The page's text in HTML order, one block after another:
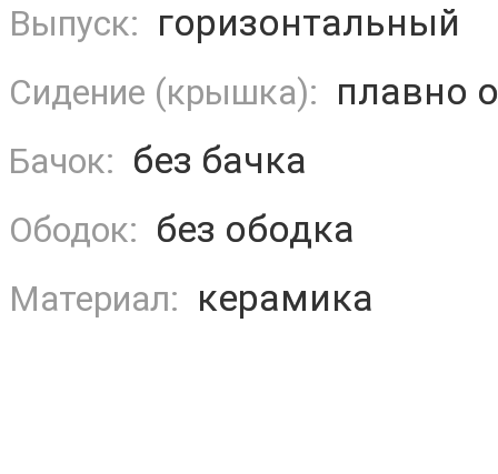
Выпуск: горизонтальный
Сидение (крышка): плавно
Бачок: без бачка
Ободок: без ободка
Материал: керамика